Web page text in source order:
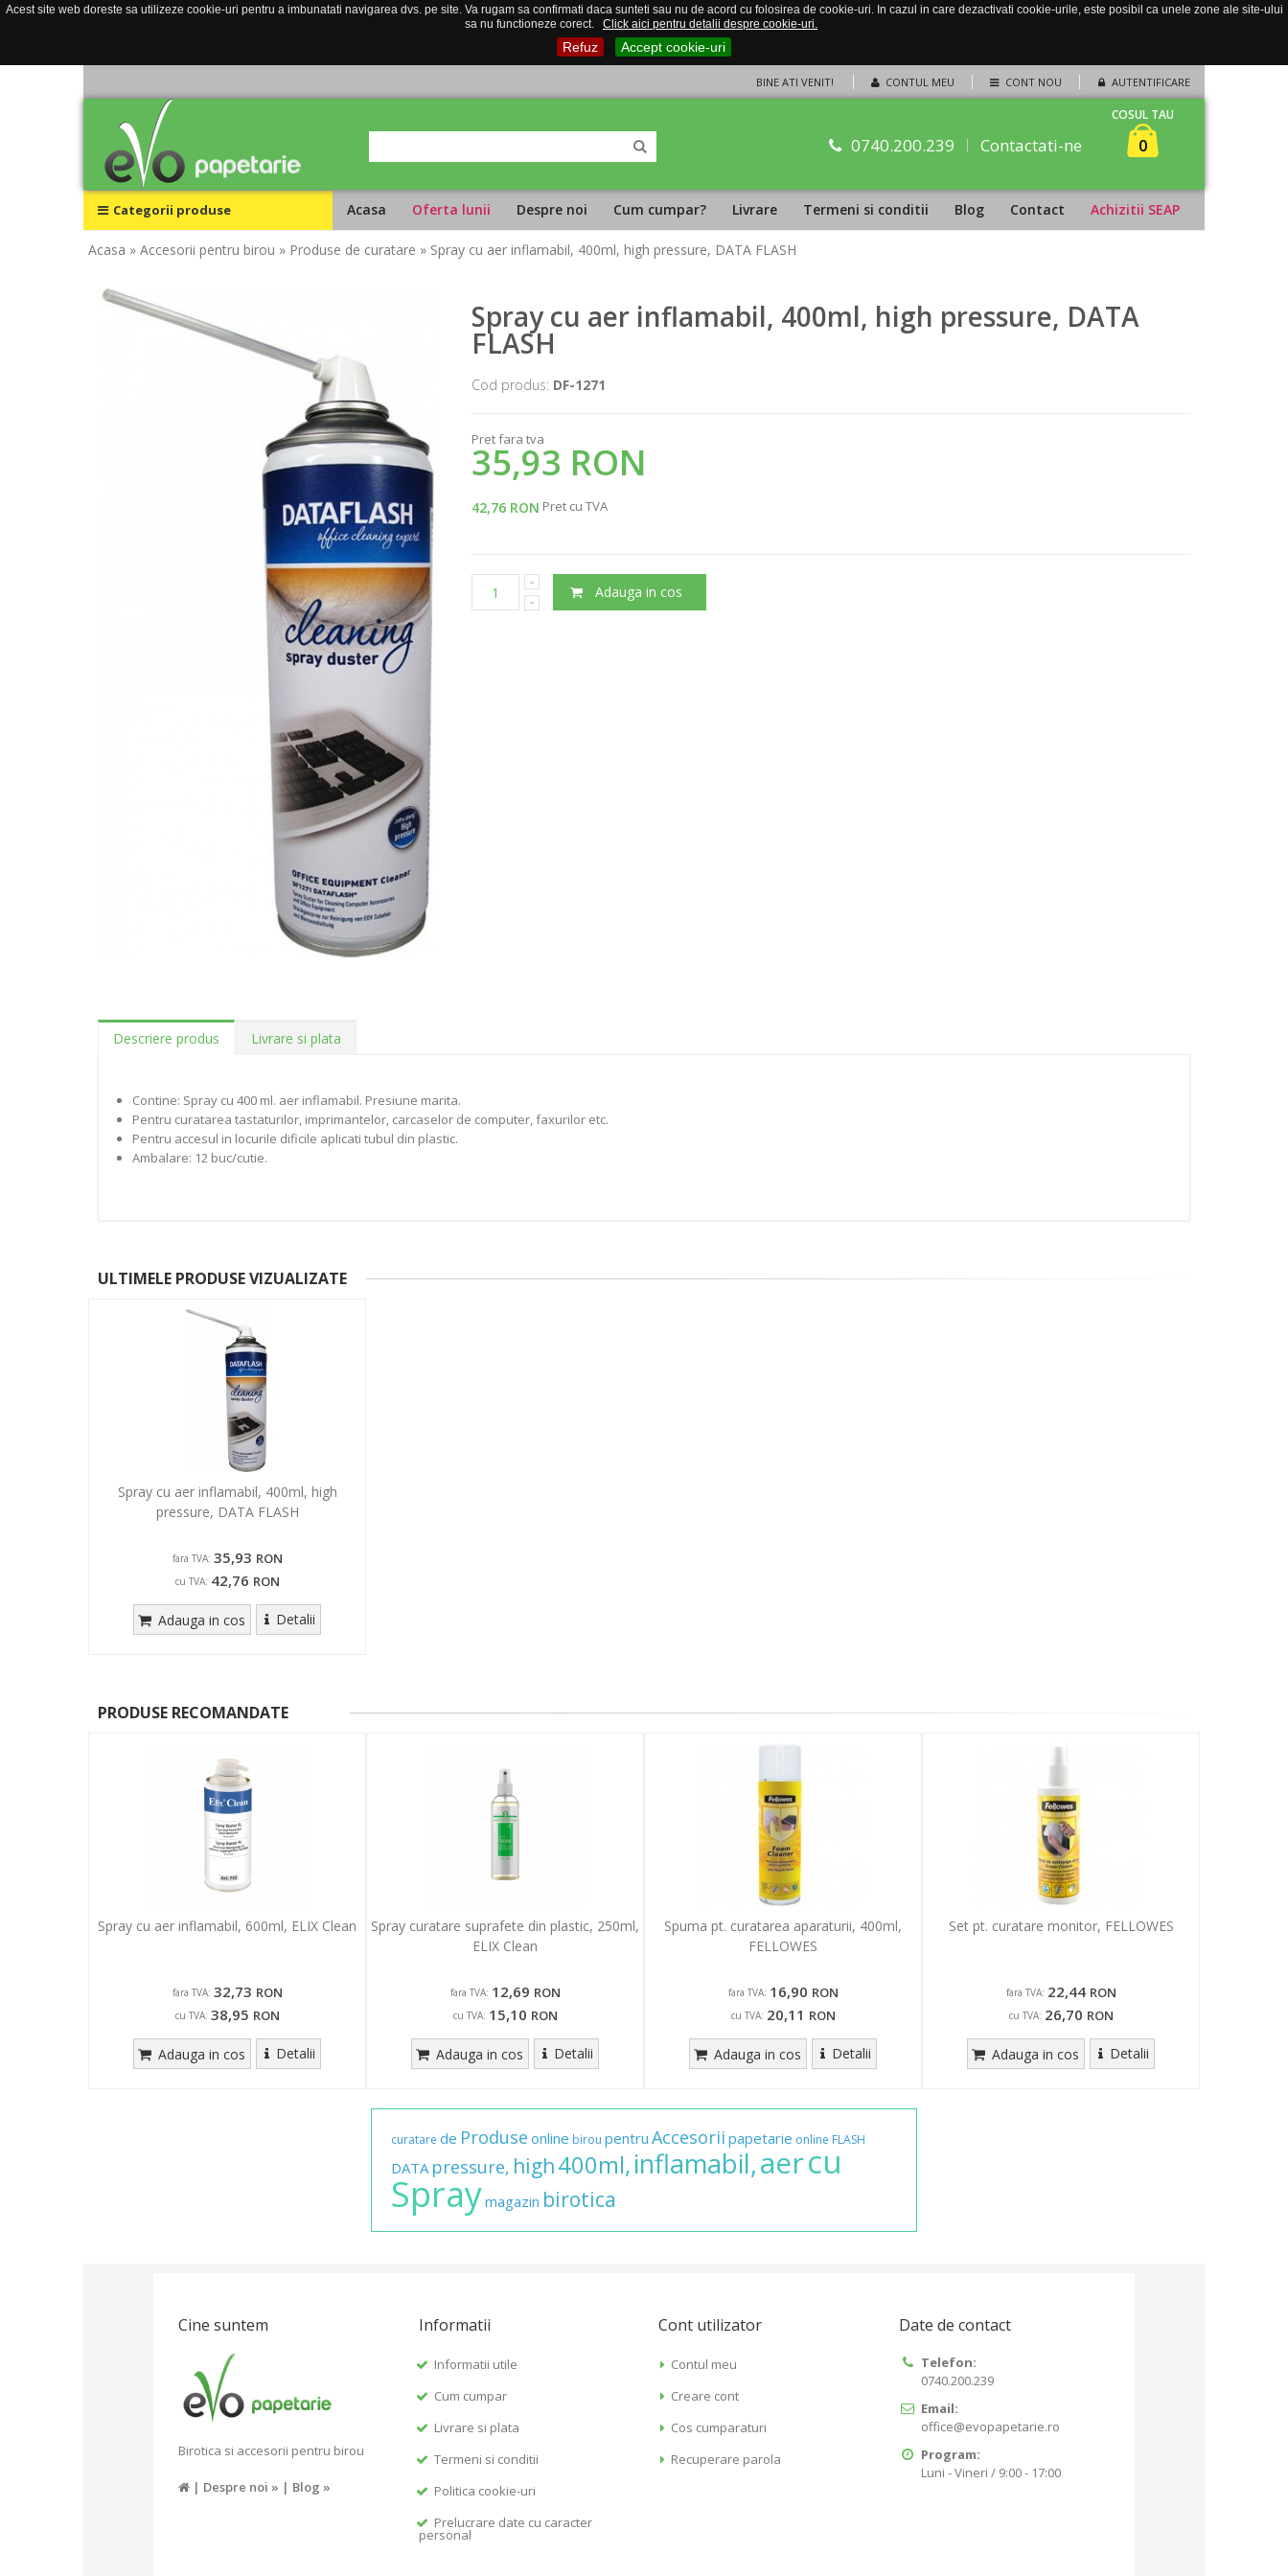
Acest site web doreste sa utilizeze cookie-uri pentru a imbunatati navigarea dvs. pe site. Va rugam sa confirmati daca sunteti sau nu de acord cu folosirea de cookie-uri. In cazul in care dezactivati cookie-urile, este posibil ca unele zone ale site-ului
sa nu functioneze corect.
Click aici pentru detalii despre cookie-uri.
Refuz Accept cookie-uri
CONTUL MEU CONT NOU AUTENTIFICARE
BINE ATI VENIT!
0740.200.239 Contactati-ne
COSUL TAU
0
Categorii produse Acasa Oferta lunii Despre noi Cum cumpar? Livrare Termeni si conditii Blog Contact Achizitii SEAP
Acasa » Accesorii pentru birou » Produse de curatare » Spray cu aer inflamabil, 400ml, high pressure, DATA FLASH
Spray cu aer inflamabil, 400ml, high pressure, DATA
FLASH
Cod produs: DF-1271
Pret fara tva
35,93 RON
42,76 RON Pret cu TVA
Adauga in cos
Descriere produs Livrare si plata
Contine: Spray cu 400 ml. aer inflamabil. Presiune marita.
Pentru curatarea tastaturilor, imprimantelor, carcaselor de computer, faxurilor etc.
Pentru accesul in locurile dificile aplicati tubul din plastic.
Ambalare: 12 buc/cutie.
ULTIMELE PRODUSE VIZUALIZATE
Spray cu aer inflamabil, 400ml, high
pressure, DATA FLASH
fara TVA: 35,93 RON
cu TVA: 42,76 RON
Adauga in cos Detalii
PRODUSE RECOMANDATE
Spray cu aer inflamabil, 600ml, ELIX Clean
fara TVA: 32,73 RON
cu TVA: 38,95 RON
Adauga in cos Detalii
Spray curatare suprafete din plastic, 250ml,
ELIX Clean
fara TVA: 12,69 RON
cu TVA: 15,10 RON
Adauga in cos Detalii
Spuma pt. curatarea aparaturii, 400ml,
FELLOWES
fara TVA: 16,90 RON
cu TVA: 20,11 RON
Adauga in cos Detalii
Set pt. curatare monitor, FELLOWES
fara TVA: 22,44 RON
cu TVA: 26,70 RON
Adauga in cos Detalii
curatare de Produse online birou pentru Accesorii papetarie online FLASH
DATA pressure, high400ml,inflamabil,aercu
Spraymagazin birotica
Cine suntem
Birotica si accesorii pentru birou
| Despre noi » | Blog »
Informatii
Informatii utile
Cum cumpar
Livrare si plata
Termeni si conditii
Politica cookie-uri
Prelucrare date cu caracter
personal
Cont utilizator
Contul meu
Creare cont
Cos cumparaturi
Recuperare parola
Date de contact
Telefon:
0740.200.239
Email:
office@evopapetarie.ro
Program:
Luni - Vineri / 9:00 - 17:00